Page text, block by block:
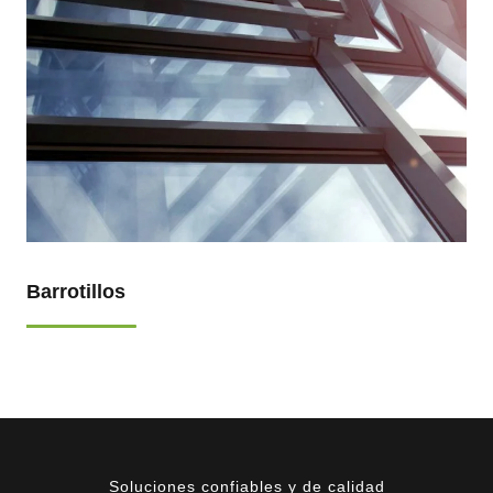
04 Barrotillos
Soluciones confiables y de calidad